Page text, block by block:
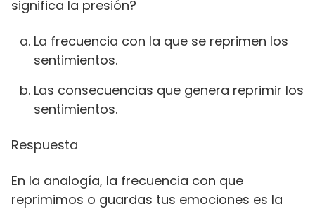
significa la presión?
La frecuencia con la que se reprimen los
sentimientos.
Las consecuencias que genera reprimir los
sentimientos.
Respuesta
En la analogía, la frecuencia con que
reprimimos o guardas tus emociones es la